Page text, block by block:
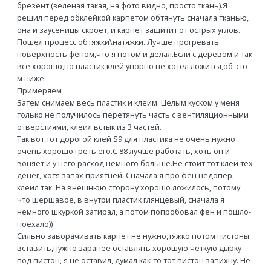
брезент (зеленая такая, на фото видно, просто ткань).Я
решил перед обклейкой карпетом обтянуть сначала тканью,
она и заусеницы скроет, и карпет защитит от острых углов.
Пошел процесс обтяжки\натяжки. Лучше прогревать
поверхность феном,что я потом и делал.Если с деревом и так
все хорошо,но пластик клей упорно не хотел ложится,об это
м ниже.
Примеряем
Затем снимаем весь пластик и клеим. Целым куском у меня
только не получилось перетянуть часть с вентиляционными
отверстиями, клеил встык из 3 частей.
Так вот,тот дорогой клей S9 для пластика не очень,нужно
очень хорошо греть его.С 88 лучше работать, хоть он и
воняет,и у него расход немного больше.Не стоит тот клей тех
денег, хотя запах приятней. Сначала я про фен недопер,
клеил так. На внешнюю сторону хорошо ложилось, потому
что шершавое, в внутри пластик глянцевый, сначала я
немного шкуркой затирал, а потом попробовал фен и пошло-
поехало))
Сильно заворачивать карпет не нужно,тяжко потом пистоны
вставить,нужно заранее оставлять хорошую четкую дырку
под пистон, я не оставил, думал как-то тот пистон запихну. Не